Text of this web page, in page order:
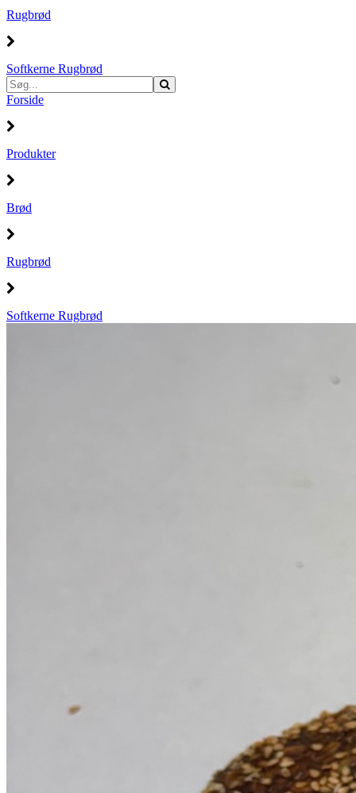
Rugbrød
Softkerne Rugbrød
Forside
Produkter
Brød
Rugbrød
Softkerne Rugbrød